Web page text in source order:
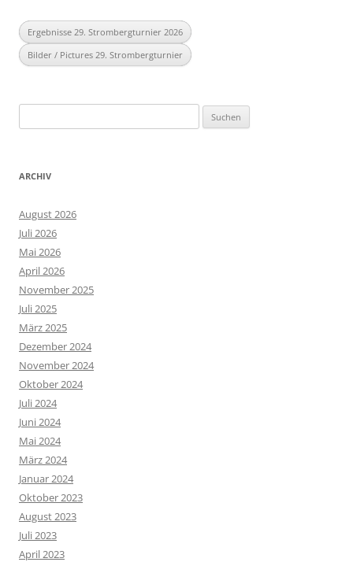
Ergebnisse 29. Strombergturnier 2026
Bilder / Pictures 29. Strombergturnier
nach:
ARCHIV
August 2026
Juli 2026
Mai 2026
April 2026
November 2025
Juli 2025
März 2025
Dezember 2024
November 2024
Oktober 2024
Juli 2024
Juni 2024
Mai 2024
März 2024
Januar 2024
Oktober 2023
August 2023
Juli 2023
April 2023